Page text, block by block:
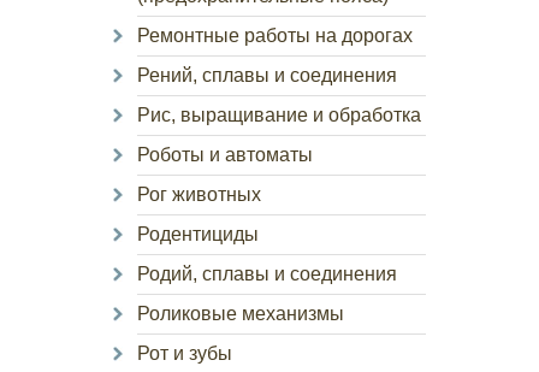
Ремонтные работы на дорогах
Рений, сплавы и соединения
Рис, выращивание и обработка
Роботы и автоматы
Рог животных
Родентициды
Родий, сплавы и соединения
Роликовые механизмы
Рот и зубы